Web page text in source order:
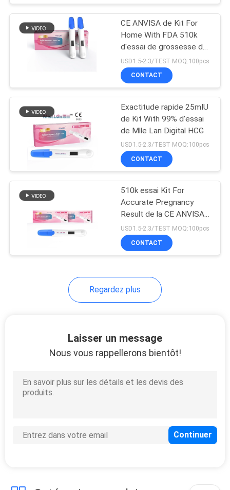
HCG normal
Main gauche
normale
Essai de
CE ANVISA de Kit For
Home With FDA 510k
d'essai de grossesse de
Digital d'urine
USD1.5-2.3/TEST MOQ:100pcs
CONTACT
Exactitude rapide 25mIU
de Kit With 99% d'essai
de Mlle Lan Digital HCG
USD1.5-2.3/TEST MOQ:100pcs
CONTACT
510k essai Kit For
Accurate Pregnancy
Result de la CE ANVISA
Digital HCG
USD1.5-2.3/TEST MOQ:100pcs
CONTACT
Regardez plus
Laisser un message
Nous vous rappellerons bientôt!